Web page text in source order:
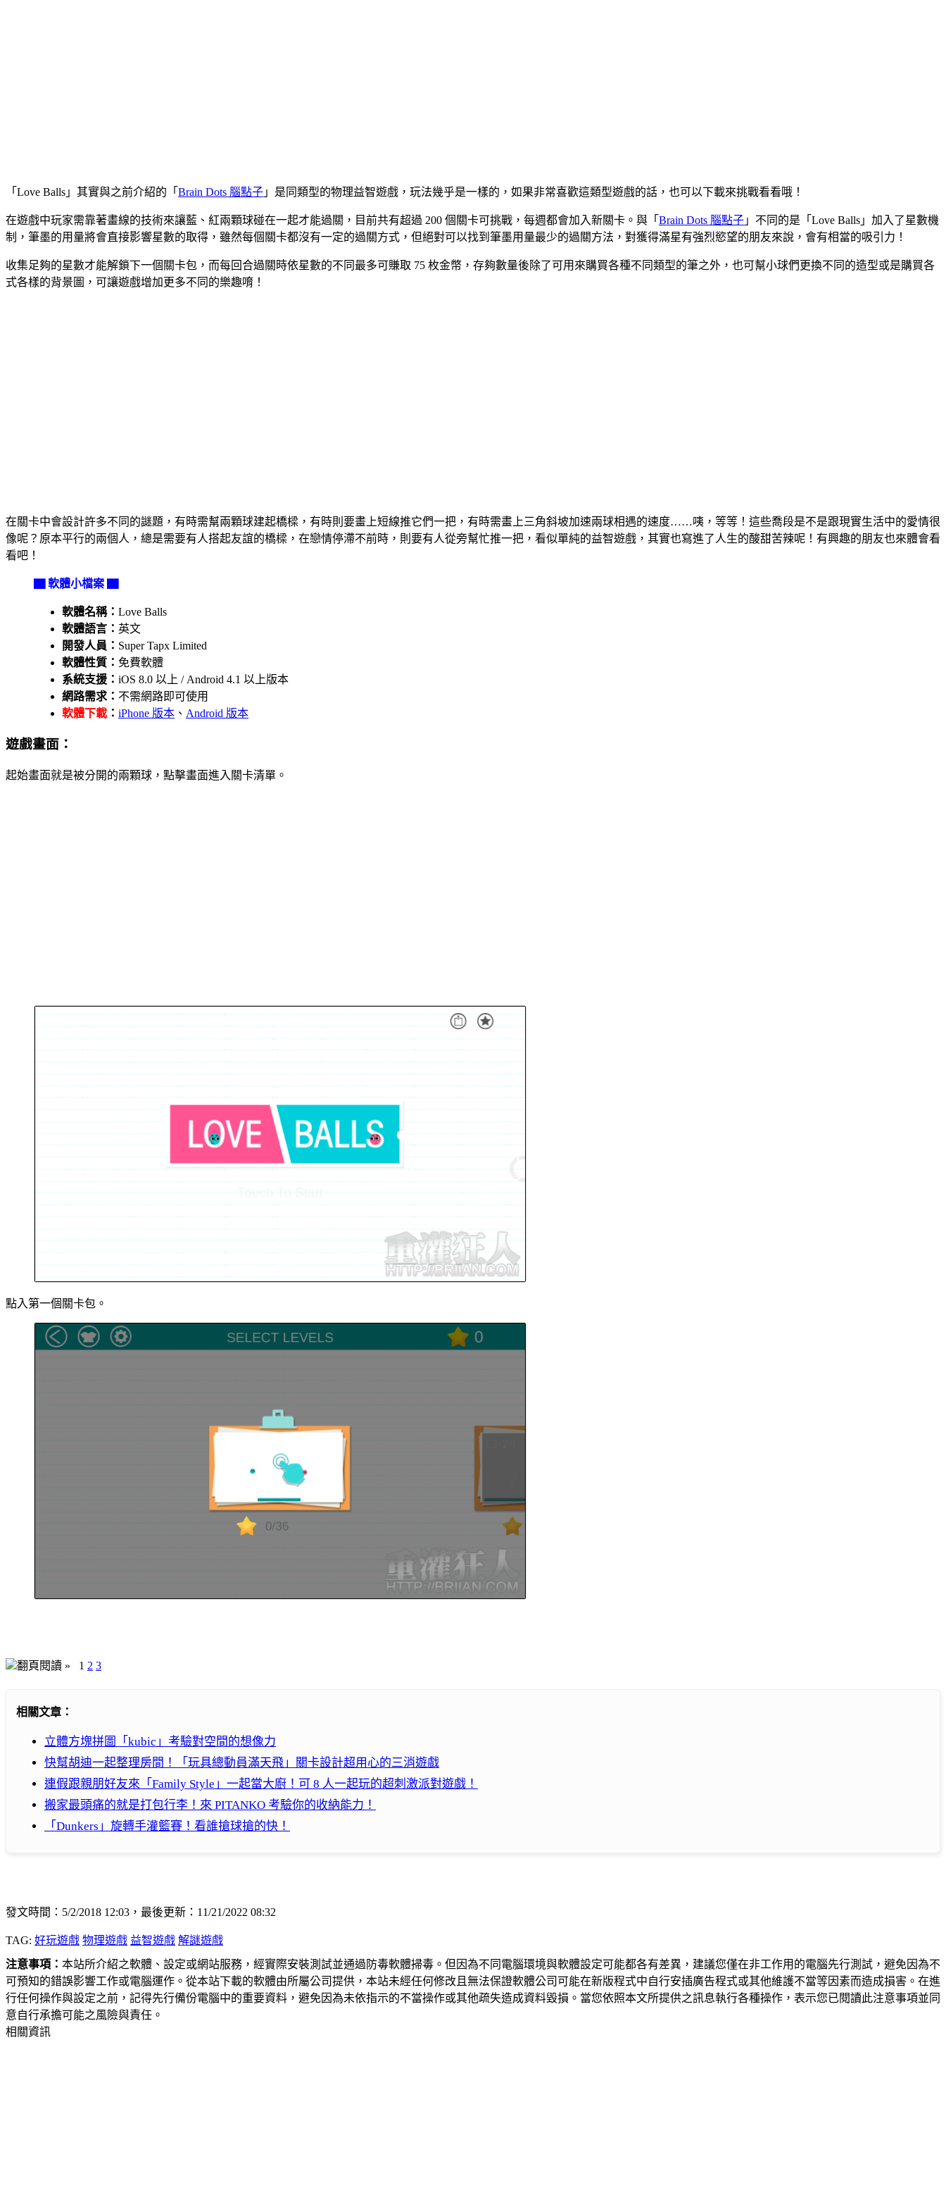
「Love Balls」其實與之前介紹的「 Brain Dots 腦點子 」是同類型的物理益智遊戲，玩法幾乎是一樣的，如果非常喜歡這類型遊戲的話，也可以下載來挑戰看看哦！
在遊戲中玩家需靠著畫線的技術來讓藍、紅兩顆球碰在一起才能過關，目前共有超過 200 個關卡可挑戰，每週都會加入新關卡。與「 Brain Dots 腦點子 」不同的是「Love Balls」加入了星數機
制，筆墨的用量將會直接影響星數的取得，雖然每個關卡都沒有一定的過關方式，但絕對可以找到筆墨用量最少的過關方法，對獲得滿星有強烈慾望的朋友來說，會有相當的吸引力！
收集足夠的星數才能解鎖下一個關卡包，而每回合過關時依星數的不同最多可賺取 75 枚金幣，存夠數量後除了可用來購買各種不同類型的筆之外，也可幫小球們更換不同的造型或是購買各
式各樣的背景圖，可讓遊戲增加更多不同的樂趣唷！
在關卡中會設計許多不同的謎題，有時需幫兩顆球建起橋樑，有時則要畫上短線推它們一把，有時需畫上三角斜坡加速兩球相遇的速度……咦，等等！這些喬段是不是跟現實生活中的愛情很
像呢？原本平行的兩個人，總是需要有人搭起友誼的橋樑，在戀情停滯不前時，則要有人從旁幫忙推一把，看似單純的益智遊戲，其實也寫進了人生的酸甜苦辣呢！有興趣的朋友也來體會看
看吧！
▇ 軟體小檔案 ▇
軟體名稱： Love Balls
軟體語言： 英文
開發人員： Super Tapx Limited
軟體性質： 免費軟體
系統支援： iOS 8.0 以上 / Android 4.1 以上版本
網路需求： 不需網路即可使用
軟體下載 ： iPhone 版本 、 Android 版本
遊戲畫面：
起始畫面就是被分開的兩顆球，點擊畫面進入關卡清單。
點入第一個關卡包。
翻頁閱讀 » 1 2 3
相關文章：
立體方塊拼圖「kubic」考驗對空間的想像力
快幫胡迪一起整理房間！「玩具總動員滿天飛」關卡設計超用心的三消遊戲
連假跟親朋好友來「Family Style」一起當大廚！可 8 人一起玩的超刺激派對遊戲！
搬家最頭痛的就是打包行李！來 PITANKO 考驗你的收納能力！
「Dunkers」旋轉手灌籃賽！看誰搶球搶的快！
發文時間：5/2/2018 12:03，最後更新：11/21/2022 08:32
TAG: 好玩遊戲 物理遊戲 益智遊戲 解謎遊戲
注意事項： 本站所介紹之軟體、設定或網站服務，經實際安裝測試並通過防毒軟體掃毒。但因為不同電腦環境與軟體設定可能都各有差異，建議您僅在非工作用的電腦先行測試，避免因為不
可預知的錯誤影響工作或電腦運作。從本站下載的軟體由所屬公司提供，本站未經任何修改且無法保證軟體公司可能在新版程式中自行安插廣告程式或其他維護不當等因素而造成損害。在進
行任何操作與設定之前，記得先行備份電腦中的重要資料，避免因為未依指示的不當操作或其他疏失造成資料毀損。當您依照本文所提供之訊息執行各種操作，表示您已閱讀此注意事項並同
意自行承擔可能之風險與責任。
相關資訊